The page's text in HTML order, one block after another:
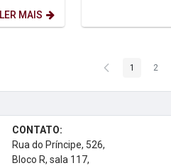
LER MAIS
Página
1 2
CONTATO:
Rua do Príncipe, 526,
Bloco R, sala 117,